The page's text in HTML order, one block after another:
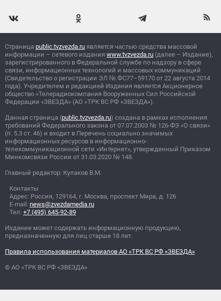
Страница public.tvzvezda.ru является частью средства массовой
информации – сетевого издания www.tvzvezda.ru (далее – Издание),
зарегистрированного в Федеральной службе по надзору в сфере
связи, информационных технологий и массовых коммуникаций
(Свидетельство о регистрации ЭЛ № ФС77–59170 от 22 августа 2014
года). Учредителем и редакцией Издания является Акционерное
общество «Телерадиокомпания Вооруженных Сил Российской
Федерации «ЗВЕЗДА» (АО «ТРК ВС РФ «ЗВЕЗДА»).
Данная страница (public.tvzvezda.ru) создана в рамках исполнения
требований Федерального закона от 07.07.2003 № 126-ФЗ «О связи»
(п. 5.3 ст. 46) и входит в Перечень социально значимых
информационных ресурсов в информационно-
телекоммуникационной сети «Интернет», утвержденный Приказом
Минкомсвязи России от 31.03.2020 № 148.
Главный редактор: Кулаков В.М.
Контакты
Адрес: Россия, 129164, г. Москва, проспект Мира, д. 126
E-mail: news@zvezdamedia.ru
Тел: +7 (495) 645-92-89
Издание может содержать информационную продукцию,
предназначенную для лиц старше 18 лет.
Правила использования материалов АО «ТРК ВС РФ «ЗВЕЗДА»
© АО «ТРК ВС РФ «ЗВЕЗДА»